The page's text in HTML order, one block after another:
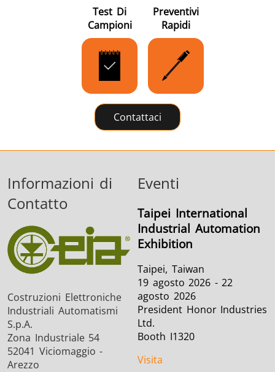
Test Di
Campioni
Preventivi
Rapidi
Contattaci
Informazioni di
Contatto
Costruzioni Elettroniche
Industriali Automatismi
S.p.A.
Zona Industriale 54
52041 Viciomaggio -
Arezzo
Eventi
Taipei International
Industrial Automation
Exhibition
Taipei, Taiwan
19 agosto 2026 - 22
agosto 2026
President Honor Industries
Ltd.
Booth I1320
Visita